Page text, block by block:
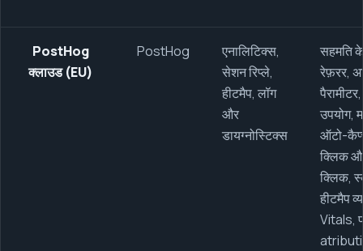
PostHog
क्लाउड (EU)
PostHog
एनालिटिक्स,
सेशन रिप्ले,
हीटमैप, लॉग
और
डायग्नोस्टिक्स
सहमति
रेफ़रर,
उपयोग,
ऑटो-
क्लिक
क्लिक,
हीटमैप
Vitals,